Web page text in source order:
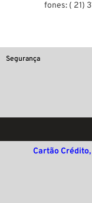
fones: ( 21)
Segurança
Cartão